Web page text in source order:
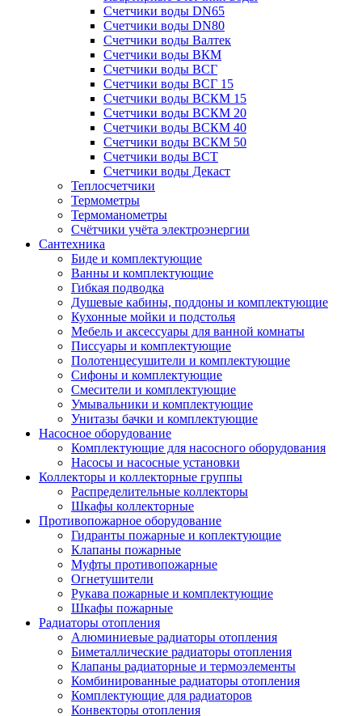
Счетчики воды DN65
Счетчики воды DN80
Счетчики воды Валтек
Счетчики воды ВКМ
Счетчики воды ВСГ
Счетчики воды ВСГ 15
Счетчики воды ВСКМ 15
Счетчики воды ВСКМ 20
Счетчики воды ВСКМ 40
Счетчики воды ВСКМ 50
Счетчики воды ВСТ
Счетчики воды Декаст
Теплосчетчики
Термометры
Термоманометры
Счётчики учёта электроэнергии
Сантехника
Биде и комплектующие
Ванны и комплектующие
Гибкая подводка
Душевые кабины, поддоны и комплектующие
Кухонные мойки и подстолья
Мебель и аксессуары для ванной комнаты
Писсуары и комплектующие
Полотенцесушители и комплектующие
Сифоны и комплектующие
Смесители и комплектующие
Умывальники и комплектующие
Унитазы бачки и комплектующие
Насосное оборудование
Комплектующие для насосного оборудования
Насосы и насосные установки
Коллекторы и коллекторные группы
Распределительные коллекторы
Шкафы коллекторные
Противопожарное оборудование
Гидранты пожарные и коплектующие
Клапаны пожарные
Муфты противопожарные
Огнетушители
Рукава пожарные и комплектующие
Шкафы пожарные
Радиаторы отопления
Алюминиевые радиаторы отопления
Биметаллические радиаторы отопления
Клапаны радиаторные и термоэлементы
Комбинированные радиаторы отопления
Комплектующие для радиаторов
Конвекторы отопления